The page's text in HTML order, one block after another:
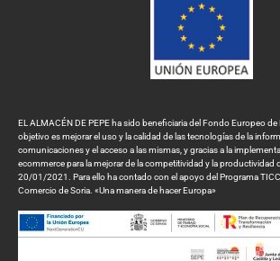
EL ALMACÉN DE PEPE ha sido beneficiaria del Fondo Europeo
objetivo es mejorar el uso y la calidad de las tecnologías de la
comunicaciones y el acceso a las mismas, y gracias a la
ecommerce para la mejorar de la competitividad y la productividad
20/01/2021. Para ello ha contado con el apoyo del Programa
Comercio de Soria. «Una manera de hacer Europa»